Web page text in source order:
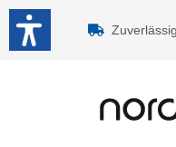
Zum Hauptinhalt springen